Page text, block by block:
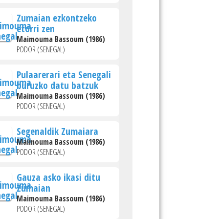
Zumaian ezkontzeko
etorri zen
Maimouma Bassoum (1986)
PODOR (SENEGAL)
Pulaarerari eta Senegali
buruzko datu batzuk
Maimouma Bassoum (1986)
PODOR (SENEGAL)
Segenaldik Zumaiara
Maimouma Bassoum (1986)
PODOR (SENEGAL)
Gauza asko ikasi ditu
Zumaian
Maimouma Bassoum (1986)
PODOR (SENEGAL)